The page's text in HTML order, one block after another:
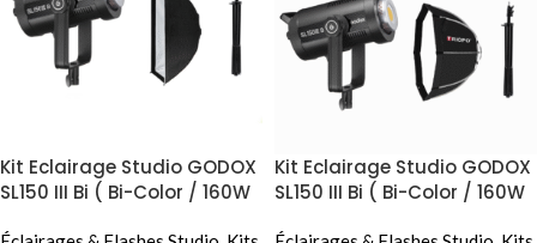
Kit Eclairage Studio GODOX
SL150 III Bi ( Bi-Color / 160W
Kit Eclairage Studio GODOX
SL150 III Bi ( Bi-Color / 160W